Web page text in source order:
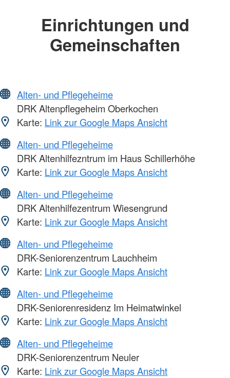
Einrichtungen und
Gemeinschaften
Alten- und Pflegeheime
DRK Altenpflegeheim Oberkochen
Karte: Link zur Google Maps Ansicht
Alten- und Pflegeheime
DRK Altenhilfezntrum im Haus Schillerhöhe
Karte: Link zur Google Maps Ansicht
Alten- und Pflegeheime
DRK Altenhilfezentrum Wiesengrund
Karte: Link zur Google Maps Ansicht
Alten- und Pflegeheime
DRK-Seniorenzentrum Lauchheim
Karte: Link zur Google Maps Ansicht
Alten- und Pflegeheime
DRK-Seniorenresidenz Im Heimatwinkel
Karte: Link zur Google Maps Ansicht
Alten- und Pflegeheime
DRK-Seniorenzentrum Neuler
Karte: Link zur Google Maps Ansicht